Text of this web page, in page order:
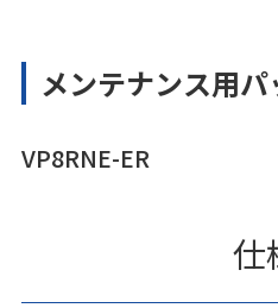
メンテナンス用
VP8RNE-ER
仕